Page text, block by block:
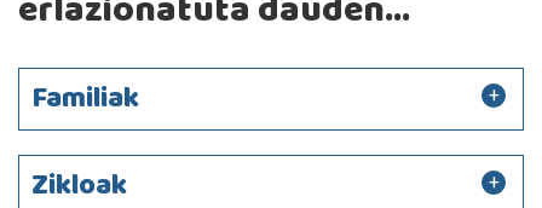
erlazionatuta dauden...
Familiak
Zikloak